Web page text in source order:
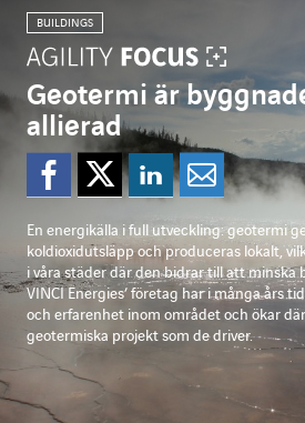
BUILDINGS
Geotermi är
allierad
Dela på
Dela på
Dela
En energikälla i full utveckling: geotermi
koldioxidutsläpp och produceras lokalt,
i våra städer där den bidrar till att minska
VINCI Energies’ företag har i många års
och erfarenhet inom området och ökar
geotermiska projekt som de driver.